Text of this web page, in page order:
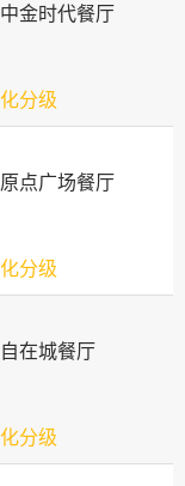
金时代餐厅
分级
点广场餐厅
分级
在城餐厅
分级